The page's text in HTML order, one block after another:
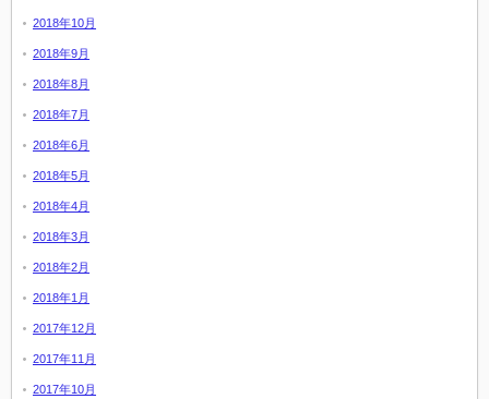
2018年10月
2018年9月
2018年8月
2018年7月
2018年6月
2018年5月
2018年4月
2018年3月
2018年2月
2018年1月
2017年12月
2017年11月
2017年10月